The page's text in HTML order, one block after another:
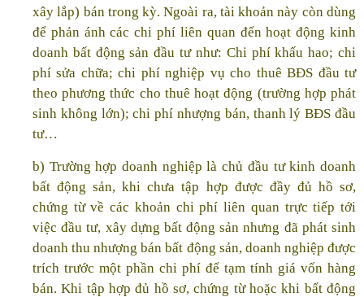
xây lắp) bán trong kỳ. Ngoài ra, tài khoản này còn dùng
để phản ánh các chi phí liên quan đến hoạt động kinh
doanh bất động sản đầu tư như: Chi phí khấu hao; chi
phí sửa chữa; chi phí nghiệp vụ cho thuê BĐS đầu tư
theo phương thức cho thuê hoạt động (trường hợp phát
sinh không lớn); chi phí nhượng bán, thanh lý BĐS đầu
tư…
b) Trường hợp doanh nghiệp là chủ đầu tư kinh doanh
bất động sản, khi chưa tập hợp được đầy đủ hồ sơ,
chứng từ về các khoản chi phí liên quan trực tiếp tới
việc đầu tư, xây dựng bất động sản nhưng đã phát sinh
doanh thu nhượng bán bất động sản, doanh nghiệp được
trích trước một phần chi phí để tạm tính giá vốn hàng
bán. Khi tập hợp đủ hồ sơ, chứng từ hoặc khi bất động